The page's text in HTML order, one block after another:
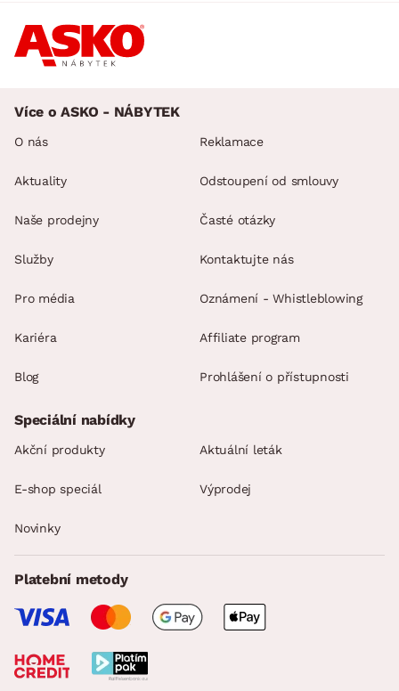
Více o ASKO - NÁBYTEK
O nás
Aktuality
Naše prodejny
Služby
Pro média
Kariéra
Blog
Reklamace
Odstoupení od smlouvy
Časté otázky
Kontaktujte nás
Oznámení - Whistleblowing
Affiliate program
Prohlášení o přístupnosti
Speciální nabídky
Akční produkty Aktuální leták
E-shop speciál Výprodej
Novinky
Platební metody